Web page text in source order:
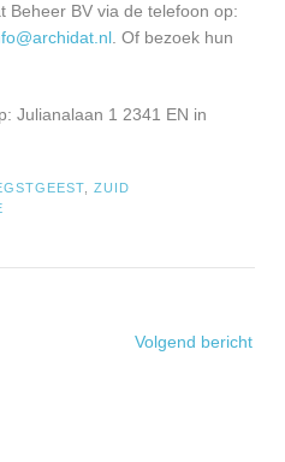
Beheer BV via de telefoon op:
. Of bezoek hun
Julianalaan 1 2341 EN in
, ZUID
Volgend bericht